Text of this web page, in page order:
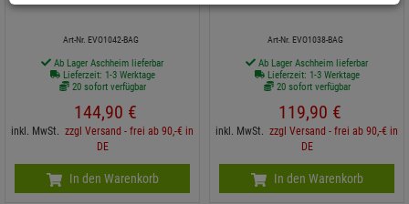
Art-Nr. EVO1042-BAG
Ab Lager Aschheim lieferbar
Lieferzeit: 1-3 Werktage
20 sofort verfügbar
144,90 €
inkl. MwSt. zzgl Versand - frei ab 90,-€ in
DE
In den Warenkorb
Art-Nr. EVO1038-BAG
Ab Lager Aschheim lieferbar
Lieferzeit: 1-3 Werktage
20 sofort verfügbar
119,90 €
inkl. MwSt. zzgl Versand - frei ab 90,-€ in
DE
In den Warenkorb